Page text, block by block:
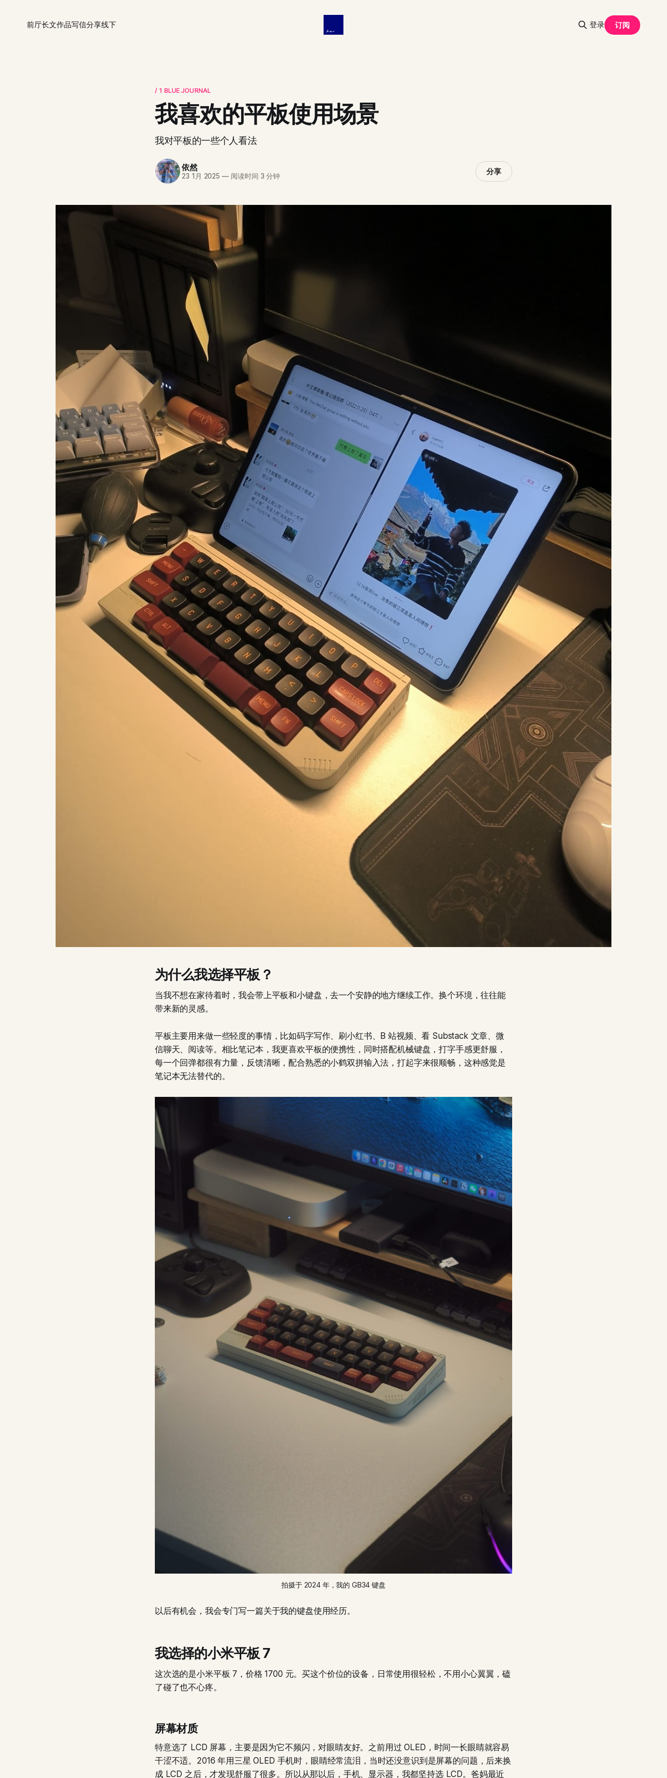
前厅长文作品写信分享线下 登录 订阅
/ 1 BLUE JOURNAL
我喜欢的平板使用场景
我对平板的一些个人看法
依然
23 1月 2025 — 阅读时间 3 分钟 分享
为什么我选择平板？
当我不想在家待着时，我会带上平板和小键盘，去一个安静的地方继续工作。换个环境，往往能
带来新的灵感。
平板主要用来做一些轻度的事情，比如码字写作、刷小红书、B 站视频、看 Substack 文章、微
信聊天、阅读等。相比笔记本，我更喜欢平板的便携性，同时搭配机械键盘，打字手感更舒服，
每一个回弹都很有力量，反馈清晰，配合熟悉的小鹤双拼输入法，打起字来很顺畅，这种感觉是
笔记本无法替代的。
拍摄于 2024 年，我的 GB34 键盘
以后有机会，我会专门写一篇关于我的键盘使用经历。
我选择的小米平板 7
这次选的是小米平板 7，价格 1700 元。买这个价位的设备，日常使用很轻松，不用小心翼翼，磕
了碰了也不心疼。
屏幕材质
特意选了 LCD 屏幕，主要是因为它不频闪，对眼睛友好。之前用过 OLED，时间一长眼睛就容易
干涩不适。2016 年用三星 OLED 手机时，眼睛经常流泪，当时还没意识到是屏幕的问题，后来换
成 LCD 之后，才发现舒服了很多。所以从那以后，手机、显示器，我都坚持选 LCD。爸妈最近